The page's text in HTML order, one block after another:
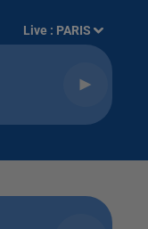
Live : PARIS